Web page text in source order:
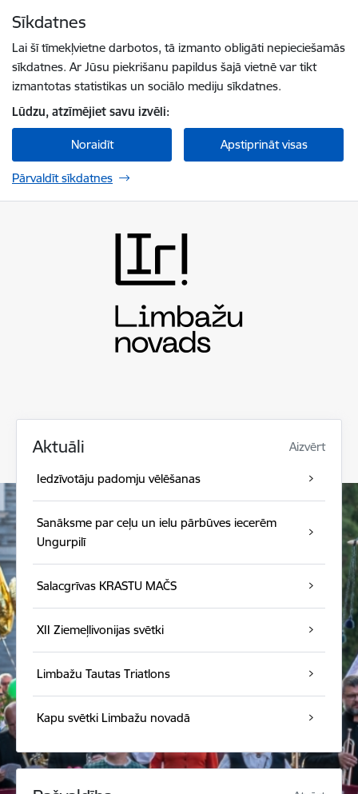
Sīkdatnes
Lai šī tīmekļvietne darbotos, tā izmanto obligāti nepieciešamās
sīkdatnes. Ar Jūsu piekrišanu papildus šajā vietnē var tikt
izmantotas statistikas un sociālo mediju sīkdatnes.
Lūdzu, atzīmējiet savu izvēli:
Noraidīt Apstiprināt visas
Pārvaldīt sīkdatnes
Aktuāli Aizvērt
Iedzīvotāju padomju vēlēšanas
Sanāksme par ceļu un ielu pārbūves iecerēm
Ungurpilī
Salacgrīvas KRASTU MAČS
XII Ziemeļlivonijas svētki
Limbažu Tautas Triatlons
Kapu svētki Limbažu novadā